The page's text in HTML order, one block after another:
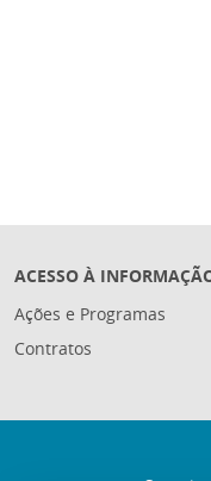
ACESSO À
Ações e Programas
Contratos